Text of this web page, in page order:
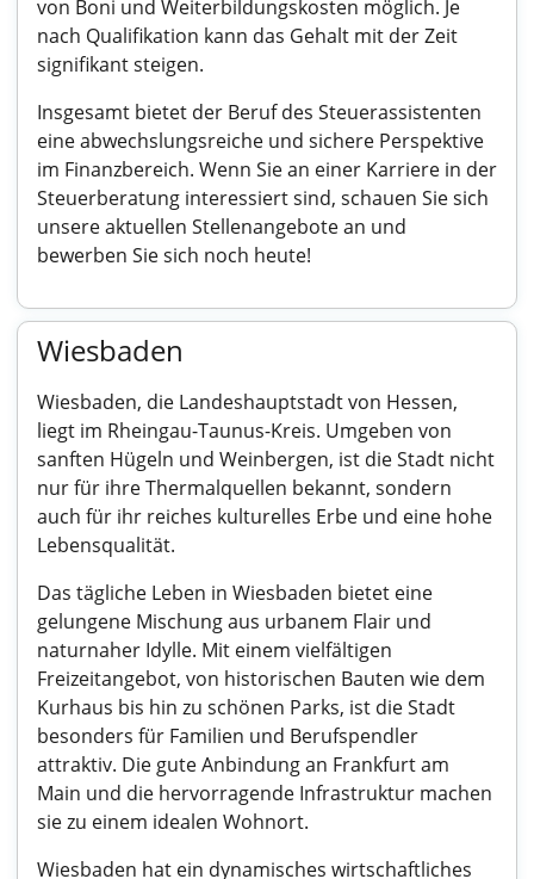
von Boni und Weiterbildungskosten möglich. Je
nach Qualifikation kann das Gehalt mit der Zeit
signifikant steigen.
Insgesamt bietet der Beruf des Steuerassistenten
eine abwechslungsreiche und sichere Perspektive
im Finanzbereich. Wenn Sie an einer Karriere in der
Steuerberatung interessiert sind, schauen Sie sich
unsere aktuellen Stellenangebote an und
bewerben Sie sich noch heute!
Wiesbaden
Wiesbaden, die Landeshauptstadt von Hessen,
liegt im Rheingau-Taunus-Kreis. Umgeben von
sanften Hügeln und Weinbergen, ist die Stadt nicht
nur für ihre Thermalquellen bekannt, sondern
auch für ihr reiches kulturelles Erbe und eine hohe
Lebensqualität.
Das tägliche Leben in Wiesbaden bietet eine
gelungene Mischung aus urbanem Flair und
naturnaher Idylle. Mit einem vielfältigen
Freizeitangebot, von historischen Bauten wie dem
Kurhaus bis hin zu schönen Parks, ist die Stadt
besonders für Familien und Berufspendler
attraktiv. Die gute Anbindung an Frankfurt am
Main und die hervorragende Infrastruktur machen
sie zu einem idealen Wohnort.
Wiesbaden hat ein dynamisches wirtschaftliches